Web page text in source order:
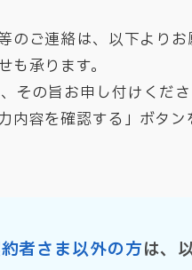
ご連絡は、以下よりお
承ります。
その旨お申し付けくださ
容を確認する」ボタン
者さま以外の方は、